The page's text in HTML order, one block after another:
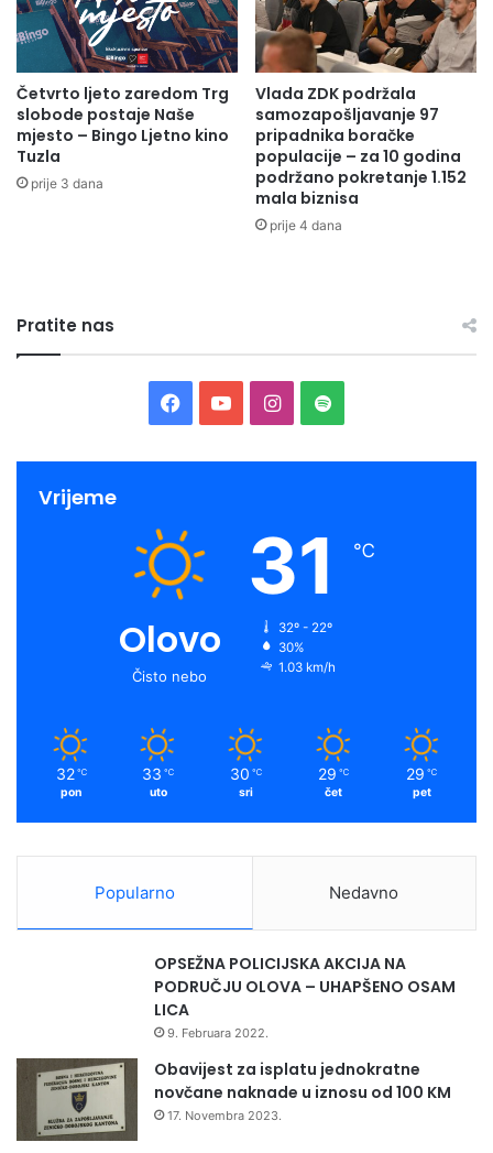
Četvrto ljeto zaredom Trg
slobode postaje Naše
mjesto – Bingo Ljetno kino
Tuzla
prije 3 dana
Vlada ZDK podržala
samozapošljavanje 97
pripadnika boračke
populacije – za 10 godina
podržano pokretanje 1.152
mala biznisa
prije 4 dana
Pratite nas
Facebook
YouTubeInstagram
Spotify
Vrijeme
Olovo
Čisto nebo
31 ℃
32º - 22º
30%
1.03 km/h
32 ℃
pon
33 ℃
uto
30 ℃
sri
29 ℃
čet
29 ℃
pet
Popularno Nedavno
OPSEŽNA POLICIJSKA AKCIJA NA
PODRUČJU OLOVA – UHAPŠENO OSAM
LICA
9. Februara 2022.
Obavijest za isplatu jednokratne
novčane naknade u iznosu od 100 KM
17. Novembra 2023.